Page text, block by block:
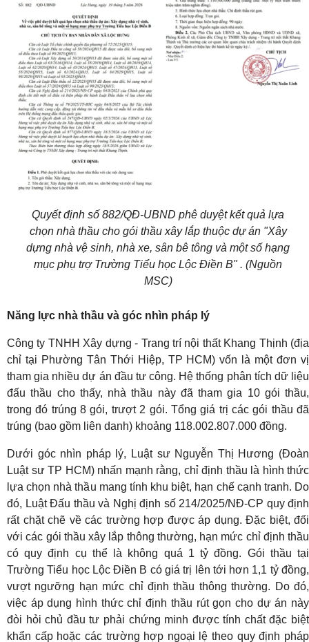
Quyết định số 882/QĐ-UBND phê duyệt kết quả lựa
chọn nhà thầu cho gói thầu xây lắp thuộc dự án "Xây
dựng nhà vệ sinh, nhà xe, sân bê tông và một số hạng
mục phụ trợ Trường Tiểu học Lộc Điền B" . (Nguồn
MSC)
Năng lực nhà thầu và góc nhìn pháp lý
Công ty TNHH Xây dựng - Trang trí nội thất Khang Thịnh (địa
chỉ tại Phường Tân Thới Hiệp, TP HCM) vốn là một đơn vị
tham gia nhiều dự án đầu tư công. Hệ thống phân tích dữ liệu
đấu thầu cho thấy, nhà thầu này đã tham gia 10 gói thầu,
trong đó trúng 8 gói, trượt 2 gói. Tổng giá trị các gói thầu đã
trúng (bao gồm liên danh) khoảng 118.002.807.000 đồng.
Dưới góc nhìn pháp lý, Luật sư Nguyễn Thị Hương (Đoàn
Luật sư TP HCM) nhấn mạnh rằng, chỉ định thầu là hình thức
lựa chọn nhà thầu mang tính khu biệt, hạn chế cạnh tranh. Do
đó, Luật Đấu thầu và Nghị định số 214/2025/NĐ-CP quy định
rất chặt chẽ về các trường hợp được áp dụng. Đặc biệt, đối
với các gói thầu xây lắp thông thường, hạn mức chỉ định thầu
có quy định cụ thể là không quá 1 tỷ đồng. Gói thầu tại
Trường Tiểu học Lộc Điền B có giá trị lên tới hơn 1,1 tỷ đồng,
vượt ngưỡng hạn mức chỉ định thầu thông thường. Do đó,
việc áp dụng hình thức chỉ định thầu rút gọn cho dự án này
đòi hỏi chủ đầu tư phải chứng minh được tính chất đặc biệt
khẩn cấp hoặc các trường hợp ngoại lệ theo quy định pháp